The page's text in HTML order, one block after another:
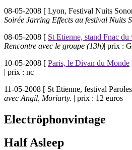
08-05-2008 [ Lyon, Festival Nuits
Soirée Jarring Effects au festival Nuits
08-05-2008 [ St Etienne, stand Fnac
Rencontre avec le groupe (13h)| prix :
10-05-2008 [ Paris, le Divan du Monde
| prix : nc
11-05-2008 [ St Etienne, festival
avec Angil, Moriarty. | prix : 12 euros
Electröphonvintage
Half Asleep